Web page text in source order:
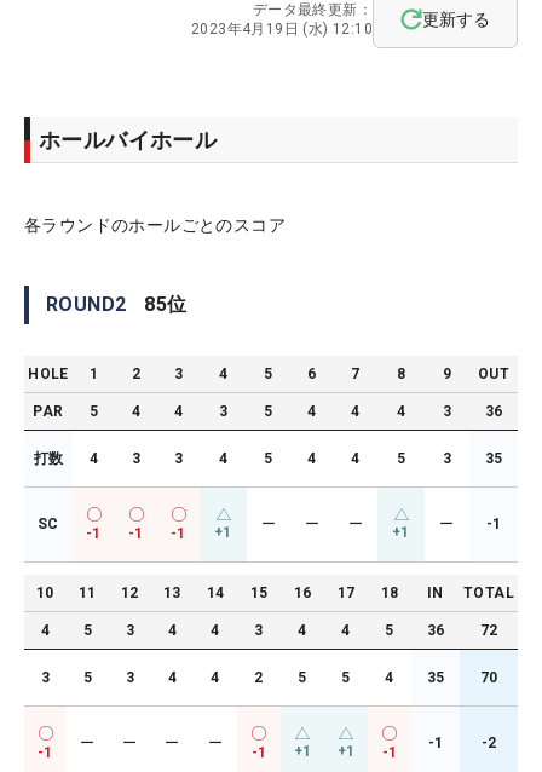
データ最終更新：
2023年4月19日 (水) 12:10
更新する
ホールバイホール
各ラウンドのホールごとのスコア
ROUND2 85位
HOLE 1 2 3 4 5 6 7 8 9 OUT
PAR 5 4 4 3 5 4 4 4 3 36
打数 4 3 3 4 5 4 4 5 3 35
SC
-1 -1 -1 +1 ー ー ー +1 ー -1
10 11 12 13 14 15 16 17 18 IN TOTAL
4 5 3 4 4 3 4 4 5 36 72
3 5 3 4 4 2 5 5 4 35 70
-1
ー ー ー ー
-1 +1 +1 -1
-1 -2